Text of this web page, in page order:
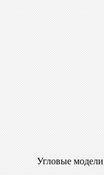
Угловые модели